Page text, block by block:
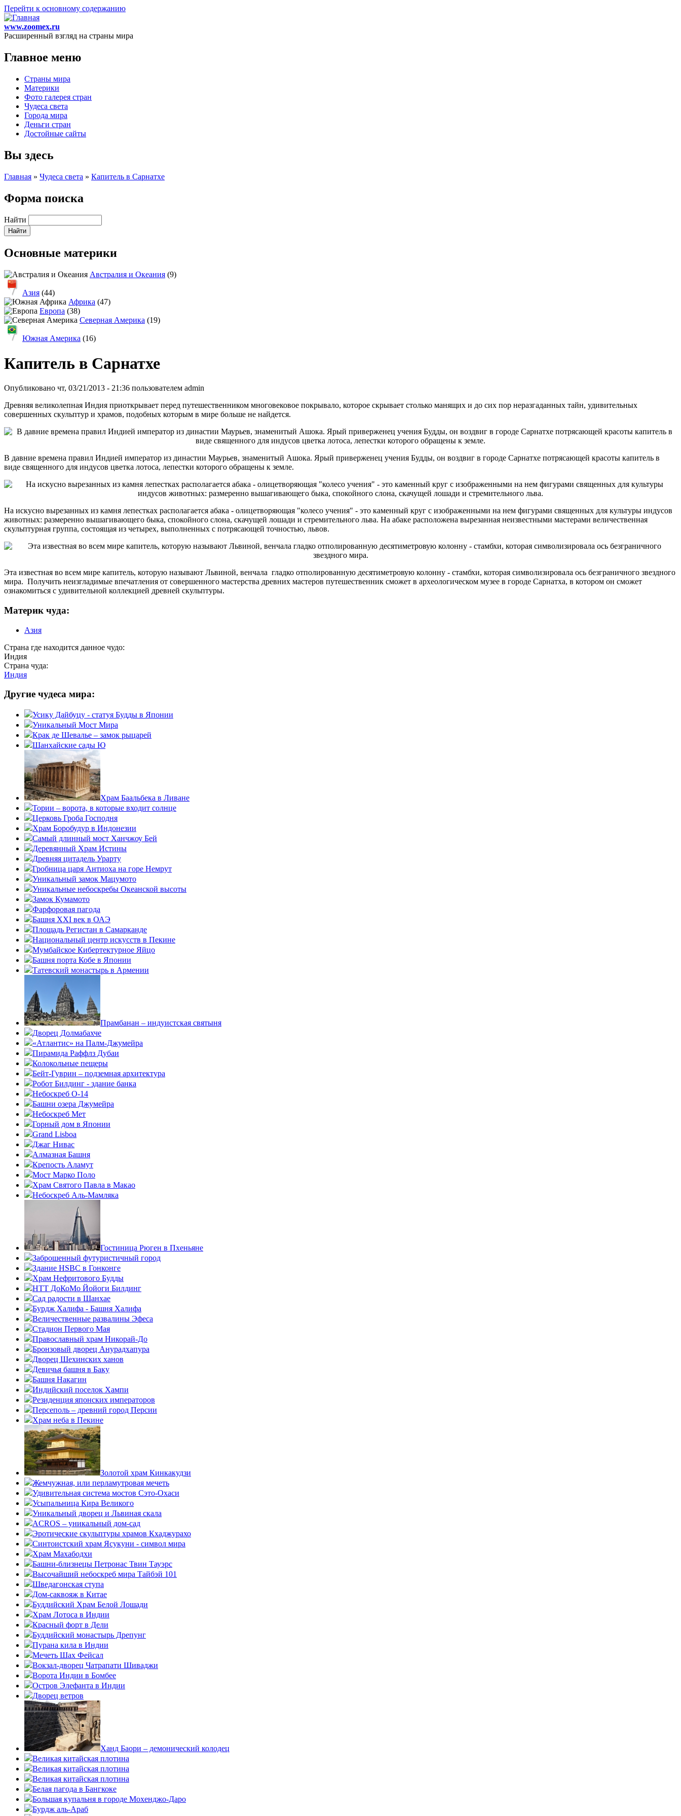
Перейти к основному содержанию
www.zoomex.ru
Расширенный взгляд на страны мира
Главное меню
Страны мира
Материки
Фото галерея стран
Чудеса света
Города мира
Деньги стран
Достойные сайты
Вы здесь
Главная » Чудеса света » Капитель в Сарнатхе
Форма поиска
Найти
Основные материки
Австралия и Океания (9)
Азия (44)
Африка (47)
Европа (38)
Северная Америка (19)
Южная Америка (16)
Капитель в Сарнатхе
Опубликовано чт, 03/21/2013 - 21:36 пользователем admin
Древняя великолепная Индия приоткрывает перед путешественником многовековое покрывало, которое скрывает столько манящих и до сих пор неразгаданных тайн, удивительных
совершенных скульптур и храмов, подобных которым в мире больше не найдется.
В давние времена правил Индией император из династии Маурьев, знаменитый Ашока. Ярый приверженец учения Будды, он воздвиг в городе Сарнатхе потрясающей красоты капитель в
виде священного для индусов цветка лотоса, лепестки которого обращены к земле.
На искусно вырезанных из камня лепестках располагается абака - олицетворяющая "колесо учения" - это каменный круг с изображенными на нем фигурами священных для культуры индусов
животных: размеренно вышагивающего быка, спокойного слона, скачущей лошади и стремительного льва. На абаке расположена вырезанная неизвестными мастерами величественная
скульптурная группа, состоящая из четырех, выполненных с потрясающей точностью, львов.
Эта известная во всем мире капитель, которую называют Львиной, венчала гладко отполированную десятиметровую колонну - стамбхи, которая символизировала ось безграничного звездного
мира. Получить неизгладимые впечатления от совершенного мастерства древних мастеров путешественник сможет в археологическом музее в городе Сарнатха, в котором он сможет
ознакомиться с удивительной коллекцией древней скульптуры.
Материк чуда:
Азия
Страна где находится данное чудо:
Индия
Страна чуда:
Индия
Другие чудеса мира:
Усику Дайбуцу - статуя Будды в Японии
Уникальный Мост Мира
Крак де Шевалье – замок рыцарей
Шанхайские сады Ю
Храм Баальбека в Ливане
Тории – ворота, в которые входит солнце
Церковь Гроба Господня
Храм Боробудур в Индонезии
Самый длинный мост Ханчжоу Бей
Деревянный Храм Истины
Древняя цитадель Урарту
Гробница царя Антиоха на горе Немрут
Уникальный замок Мацумото
Уникальные небоскребы Океанской высоты
Замок Кумамото
Фарфоровая пагода
Башня XXI век в ОАЭ
Площадь Регистан в Самарканде
Национальный центр искусств в Пекине
Мумбайское Кибертектурное Яйцо
Башня порта Кобе в Японии
Татевский монастырь в Армении
Прамбанан – индуистская святыня
Дворец Долмабахче
«Атлантис» на Палм-Джумейра
Пирамида Раффлз Дубаи
Колокольные пещеры
Бейт-Гуврин – подземная архитектура
Робот Билдинг - здание банка
Небоскреб О-14
Башни озера Джумейра
Небоскреб Мет
Горный дом в Японии
Grand Lisboa
Джаг Нивас
Алмазная Башня
Крепость Аламут
Мост Марко Поло
Храм Святого Павла в Макао
Небоскреб Аль-Мамляка
Гостиница Рюген в Пхеньяне
Заброшенный футуристичный город
Здание HSBC в Гонконге
Храм Нефритового Будды
НТТ ДоКоМо Йойоги Билдинг
Сад радости в Шанхае
Бурдж Халифа - Башня Халифа
Величественные развалины Эфеса
Стадион Первого Мая
Православный храм Никорай-До
Бронзовый дворец Анурадхапура
Дворец Шехинских ханов
Девичья башня в Баку
Башня Накагин
Индийский поселок Хампи
Резиденция японских императоров
Персеполь – древний город Персии
Храм неба в Пекине
Золотой храм Кинкакудзи
Жемчужная, или перламутровая мечеть
Удивительная система мостов Сэто-Охаси
Усыпальница Кира Великого
Уникальный дворец и Львиная скала
ACROS – уникальный дом-сад
Эротические скульптуры храмов Кхаджурахо
Синтоистский храм Ясукуни - символ мира
Храм Махабодхи
Башни-близнецы Петронас Твин Тауэрс
Высочайший небоскреб мира Тайбэй 101
Шведагонская ступа
Дом-саквояж в Китае
Буддийский Храм Белой Лошади
Храм Лотоса в Индии
Красный форт в Дели
Буддийский монастырь Дрепунг
Пурана кила в Индии
Мечеть Шах Фейсал
Вокзал-дворец Чатрапати Шиваджи
Ворота Индии в Бомбее
Остров Элефанта в Индии
Дворец ветров
Ханд Баори – демонический колодец
Великая китайская плотина
Великая китайская плотина
Великая китайская плотина
Белая пагода в Бангкоке
Большая купальня в городе Мохенджо-Даро
Бурдж аль-Араб